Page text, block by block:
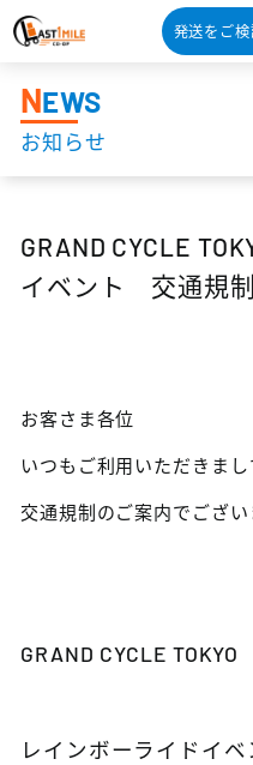
発送をご
NEWS
お知らせ
GRAND CYCLE
イベント 交通規
お客さま各位
いつもご利用いただきま
交通規制のご案内でござい
GRAND CYCLE TOKYO
レインボーライドイベ